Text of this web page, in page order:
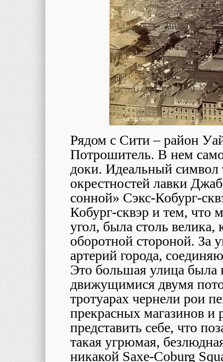
Рядом с Сити – район
Потрошитель. В нем
доки. Идеальный
окрестностей лавки
сонной» Сэкс-Кобург-
Кобург-сквэр и тем, что
угол, была столь
оборотной стороной. За
артерий города,
Это большая улица была
движущимися двумя
тротуарах чернели рои
прекрасных магазинов
представить себе, что
такая угрюмая,
никакой Saxe-Coburg